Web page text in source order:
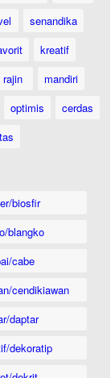
senandika
kreatif
rajin
mandiri
optimis
cerdas
biosfir
blangko
cabe
cendikiawan
daptar
dekoratip